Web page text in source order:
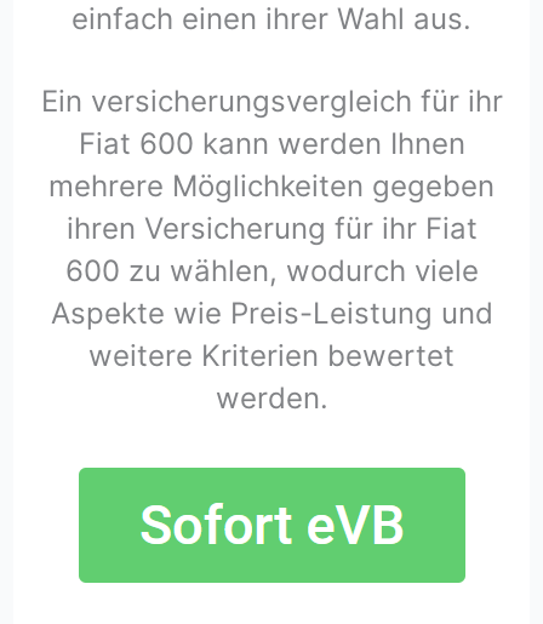
einfach einen ihrer Wahl aus.
Ein versicherungsvergleich für ihr
Fiat 600 kann werden Ihnen
mehrere Möglichkeiten gegeben
ihren Versicherung für ihr Fiat
600 zu wählen, wodurch viele
Aspekte wie Preis-Leistung und
weitere Kriterien bewertet
werden.